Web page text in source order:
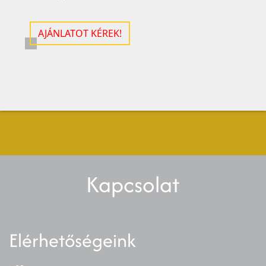
AJÁNLATOT KÉREK!
Kapcsolat
Elérhetőségeink